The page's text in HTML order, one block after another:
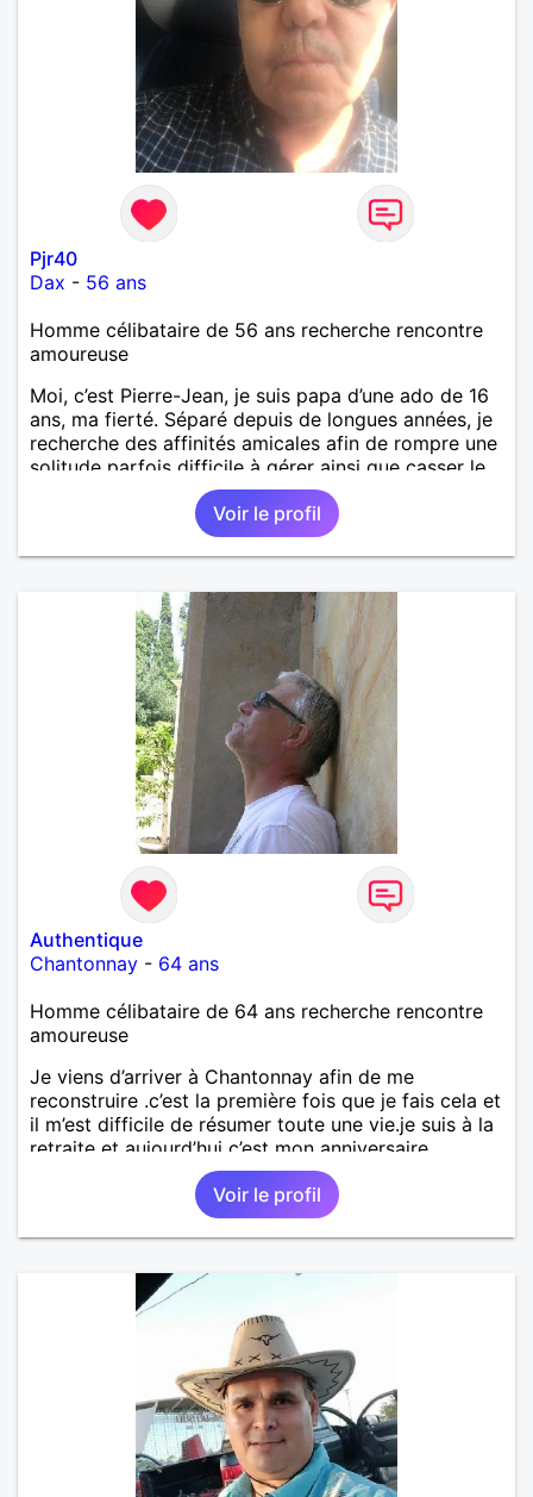
Pjr40
Dax - 56 ans
Homme célibataire de 56 ans recherche rencontre
amoureuse
Moi, c’est Pierre-Jean, je suis papa d’une ado de 16
ans, ma fierté. Séparé depuis de longues années, je
recherche des affinités amicales afin de rompre une
solitude parfois difficile à gérer ainsi que casser le
vague à l’âme. L’amitié reste extrêmement
importante à mes yeux mais peut se décliner en des
sentiments plus puissants. « Le temps fera son
œuvre » disait Arthur Schopenhauer, philosophe
autant être trop locace. Je suis bourré de qualités
avec très peu de défauts. Je suis altruiste,
bienveillant, empathique, attentionné, honnête,
respectueux, doux de caractère et compréhensif : je
laisse « glisser » beaucoup de choses. Mais ne vous
m’éprenez pas Mesdames, si une personne que
j’aime me trahit une fois, il n’y aura pas de seconde
chance et je l’effacerai à « vitam eternam ».
Néanmoins, je suis un tout petit peu maniaque ainsi
qu’impatient. J’essaye de faire des efforts. Rien de
bien dramatique ! Du moins je le pense……Je suis un
homme facile à vivre. À vous si vous le souhaitez,
d’apprendre à me connaître davantage. J’en serai
ravi….A très bientôt je l’espère.
Voir le profil
Authentique
Chantonnay - 64 ans
Homme célibataire de 64 ans recherche rencontre
amoureuse
Je viens d’arriver à Chantonnay afin de me
reconstruire .c’est la première fois que je fais cela et
il m’est difficile de résumer toute une vie.je suis à la
retraite et aujourd’hui c’est mon anniversaire
!J’aimerais rencontrer quelqu’un qui partage les
mêmes valeurs qui font de quelqu’un un être humain
Voir le profil